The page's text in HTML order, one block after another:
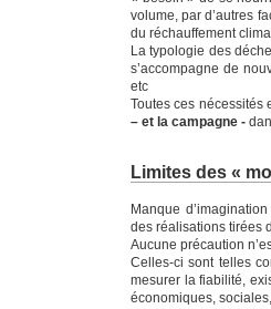
volume, par d’autres
du réchauffement
La typologie des
s’accompagne de
etc
Toutes ces
– et la campagne -
Limites des «
Manque
des réalisations tirées
Aucune précaution
Celles-ci sont telles
mesurer la fiabilité,
économiques,